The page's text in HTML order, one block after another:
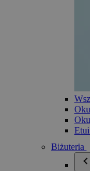
Biżuteria